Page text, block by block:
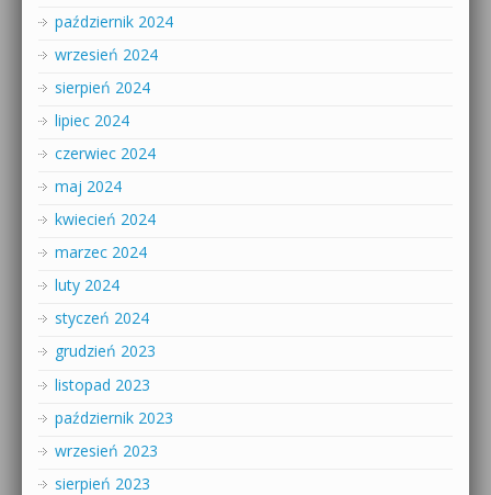
październik 2024
wrzesień 2024
sierpień 2024
lipiec 2024
czerwiec 2024
maj 2024
kwiecień 2024
marzec 2024
luty 2024
styczeń 2024
grudzień 2023
listopad 2023
październik 2023
wrzesień 2023
sierpień 2023